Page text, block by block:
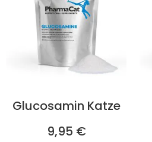
Glucosamin Katze
9,95 €